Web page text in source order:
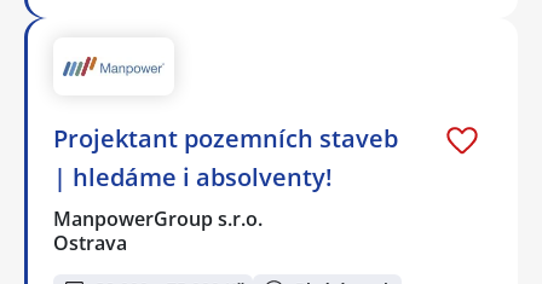
Projektant pozemních staveb
| hledáme i absolventy!
ManpowerGroup s.r.o.
Ostrava